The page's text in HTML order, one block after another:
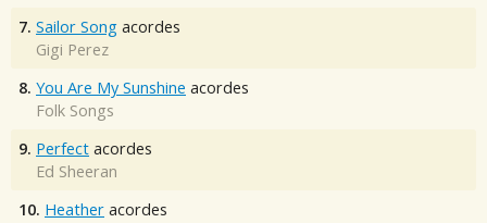
7. Sailor Song acordes
Gigi Perez
8. You Are My Sunshine acordes
Folk Songs
9. Perfect acordes
Ed Sheeran
10. Heather acordes